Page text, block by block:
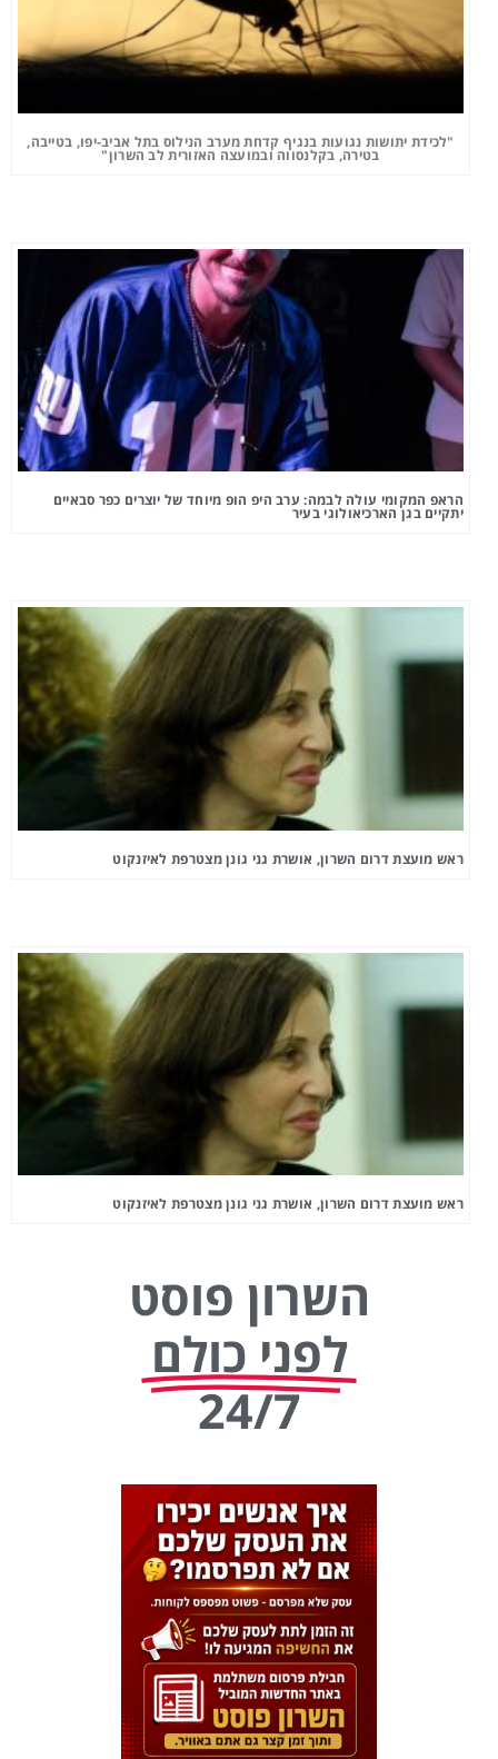
"לכידת יתושות נגועות בנגיף קדחת מערב הנילוס בתל אביב-יפו, בטייבה,
בטירה, בקלנסווה ובמועצה האזורית לב השרון"
הראפ המקומי עולה לבמה: ערב היפ הופ מיוחד של יוצרים כפר סבאיים
יתקיים בגן הארכיאולוגי בעיר
ראש מועצת דרום השרון, אושרת גני גונן מצטרפת לאיזנקוט
ראש מועצת דרום השרון, אושרת גני גונן מצטרפת לאיזנקוט
השרון פוסט
לפני כולם
24/7